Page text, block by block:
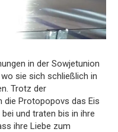
in der Sowjetunion
sie sich schließlich in
Trotz der
die Protopopovs das Eis
und traten bis in ihre
ihre Liebe zum